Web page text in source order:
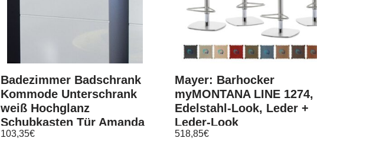
Badezimmer Badschrank
Kommode Unterschrank
weiß Hochglanz
Schubkasten Tür Amanda
103,35€
Mayer: Barhocker
myMONTANA LINE 1274,
Edelstahl-Look, Leder +
Leder-Look
518,85€